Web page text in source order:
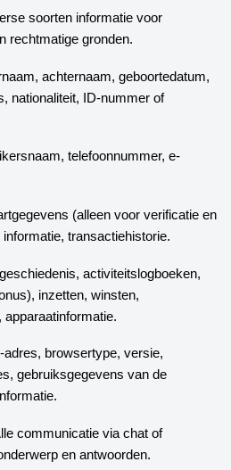
soorten informatie voor
rechtmatige gronden.
achternaam, geboortedatum,
nationaliteit, ID-nummer of
telefoonnummer, e-
(alleen voor verificatie en
transactiehistorie.
activiteitslogboeken,
inzetten, winsten,
adres, browsertype, versie,
gebruiksgegevens van de
communicatie via chat of
en antwoorden.